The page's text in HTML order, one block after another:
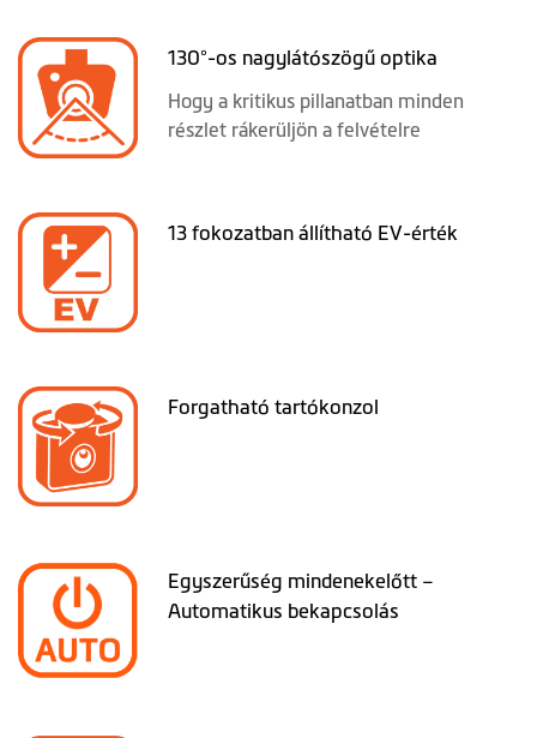
130°-os nagylátószögű optika
Hogy a kritikus pillanatban minden
részlet rákerüljön a felvételre
13 fokozatban állítható EV-érték
Forgatható tartókonzol
Egyszerűség mindenekelőtt –
Automatikus bekapcsolás